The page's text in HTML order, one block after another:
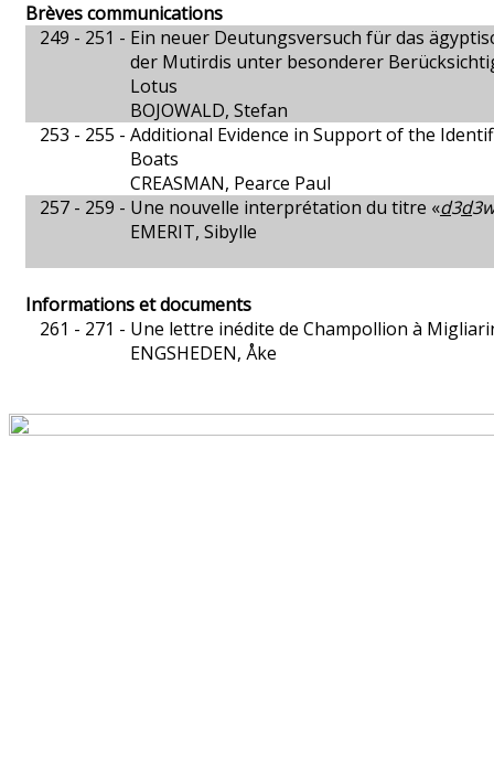
Brèves communications
249 - 251 - Ein neuer Deutungsversuch für das
der Mutirdis unter besonderer
Lotus
BOJOWALD, Stefan
253 - 255 - Additional Evidence in Support of the
Boats
CREASMAN, Pearce Paul
257 - 259 - Une nouvelle interprétation du titre «d3d
EMERIT, Sibylle
Informations et documents
261 - 271 - Une lettre inédite de Champollion à
ENGSHEDEN, Åke